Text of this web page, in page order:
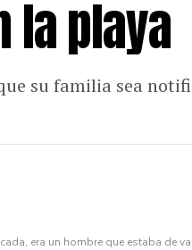
la playa
su familia sea
era un hombre que estaba de